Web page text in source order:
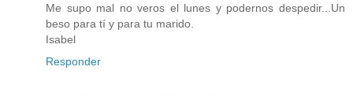
Me supo mal no veros el lunes y podernos despedir...Un
beso para tí y para tu marido.
Isabel
Responder